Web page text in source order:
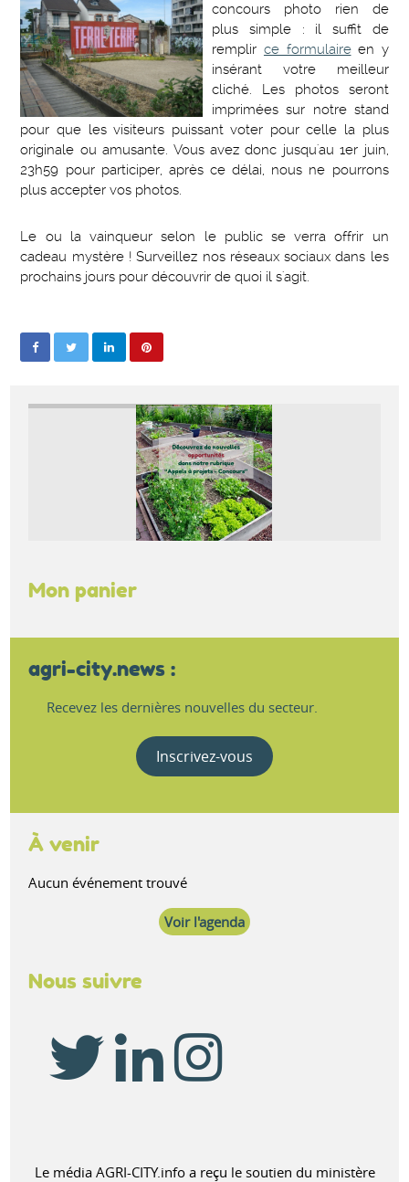
concours photo rien de
plus simple : il suffit de
remplir ce formulaireen y
insérant votre meilleur
cliché. Les photos seront
imprimées sur notre stand
pour que les visiteurs puissant voter pour celle la plus
originale ou amusante. Vous avez donc jusqu'au 1er juin,
23h59 pour participer, après ce délai, nous ne pourrons
plus accepter vos photos.
Le ou la vainqueur selon le public se verra offrir un
cadeau mystère ! Surveillez nos réseaux sociaux dans les
prochains jours pour découvrir de quoi il s'agit.
Mon panier
agri-city.news :
Recevez les dernières nouvelles du secteur.
Inscrivez-vous
À venir
Aucun événement trouvé
Voir l'agenda
Nous suivre
Le média AGRI-CITY.info a reçu le soutien du ministère